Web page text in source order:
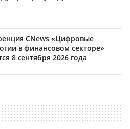
CNews «Цифровые
в финансовом секторе»
8 сентября 2026 года